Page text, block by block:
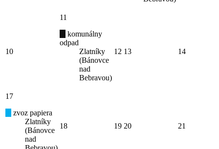
10
11
komunálny
odpad
Zlatníky
(Bánovce
nad
Bebravou)
12 13 14
17
zvoz papiera
Zlatníky
(Bánovce
nad
18 19 20 21